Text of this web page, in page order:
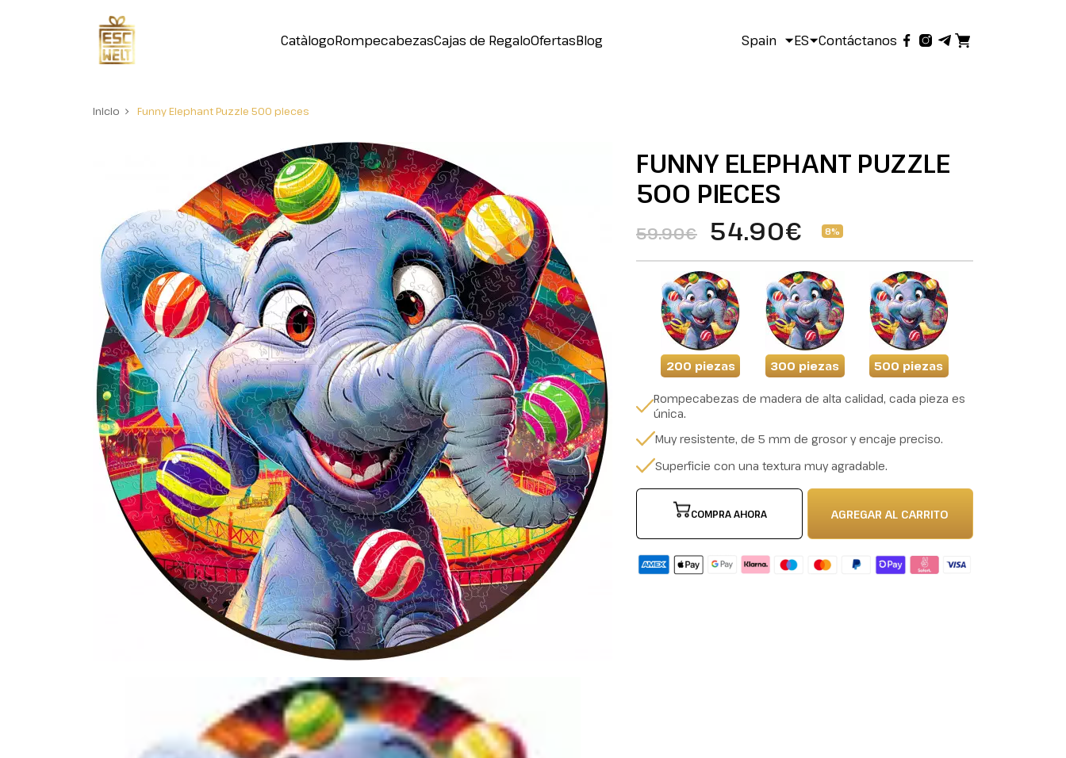
CatàlogoRompecabezasCajas de RegaloOfertasBlog Spain ES Contáctanos
Inicio Funny Elephant Puzzle 500 pieces
FUNNY ELEPHANT PUZZLE
500 PIECES
59.90€ 54.90€ 8%
200 piezas 300 piezas 500 piezas
Rompecabezas de madera de alta calidad, cada pieza es
única.
Muy resistente, de 5 mm de grosor y encaje preciso.
Superficie con una textura muy agradable.
COMPRA AHORA AGREGAR AL CARRITO